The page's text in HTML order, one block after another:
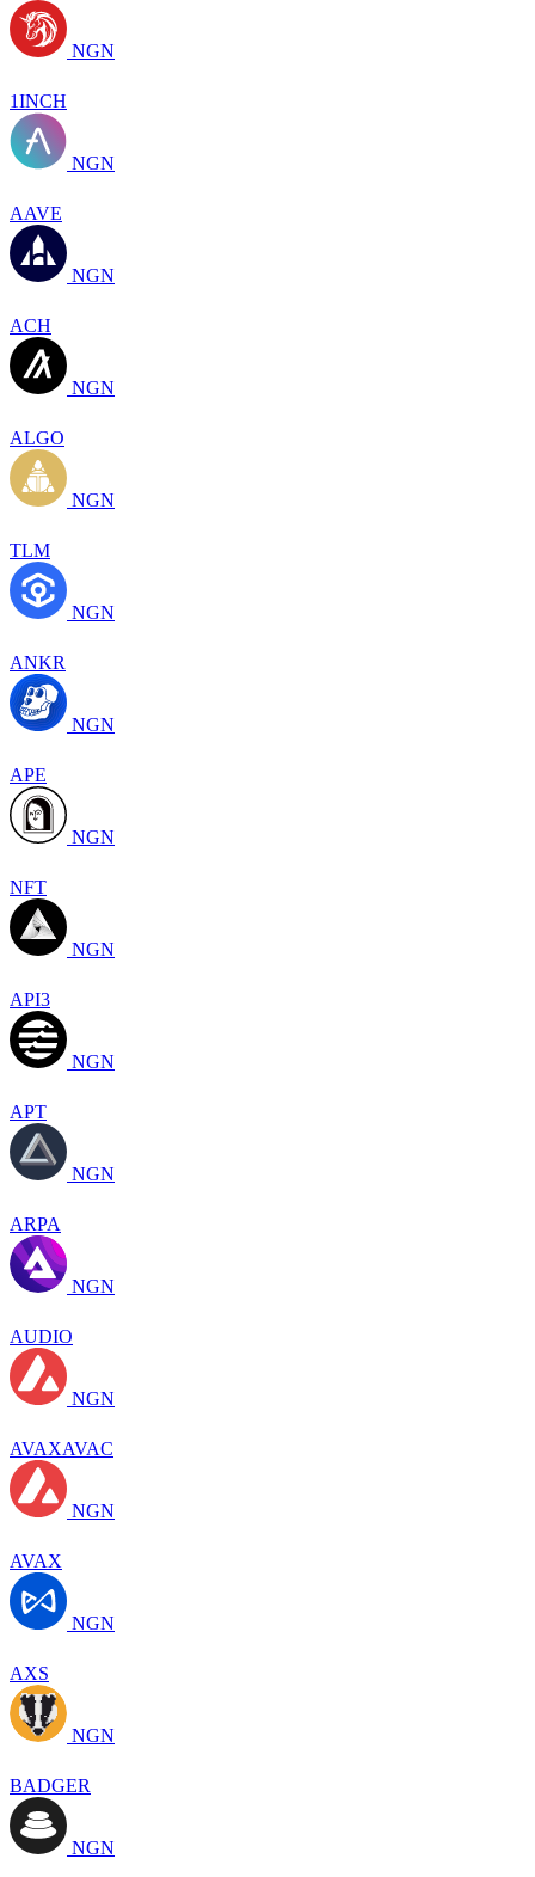
NGN
1INCH
NGN
AAVE
NGN
ACH
NGN
ALGO
NGN
TLM
NGN
ANKR
NGN
APE
NGN
NFT
NGN
API3
NGN
APT
NGN
ARPA
NGN
AUDIO
NGN
AVAXAVAC
NGN
AVAX
NGN
AXS
NGN
BADGER
NGN